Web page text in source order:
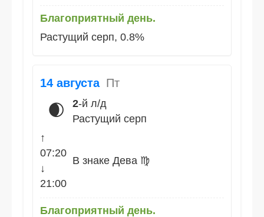
Благоприятный день.
Растущий серп, 0.8%
14 августа Пт
🌒 2-й л/д
Растущий серп
↑
07:20
↓
21:00
В знаке Дева ♍
Благоприятный день.